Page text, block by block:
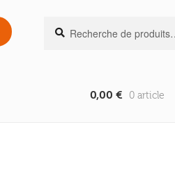
pour :
Recherche
0,00 € 0 article